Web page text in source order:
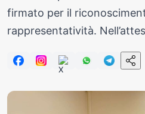
firmato per il
rappresentatività.